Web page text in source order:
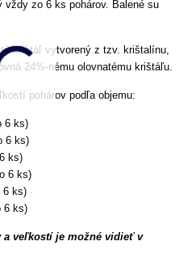
vždy zo 6 ks pohárov. Balené su
krištáľ vytvorený z tzv. krištalínu,
24%-nému olovnatému krištáľu.
pohárov podľa objemu:
ks)
ks)
ks)
6 ks)
6 ks)
ks)
a veľkostí je možné vidieť v